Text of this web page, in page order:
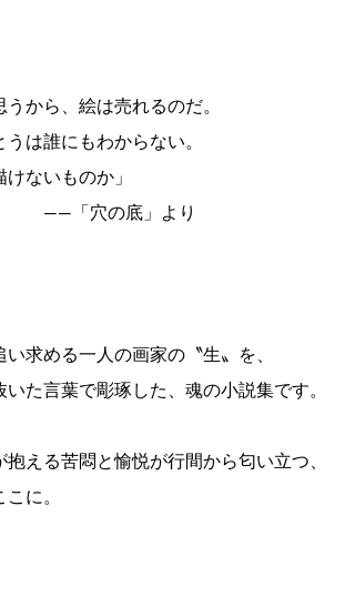
うから、絵は売れるのだ。
は誰にもわからない。
ないものか」
底」より
い求める一人の画家の〝生〟を、
た言葉で彫琢した、魂の小説集です。
える苦悶と愉悦が行間から匂い立つ、
に。